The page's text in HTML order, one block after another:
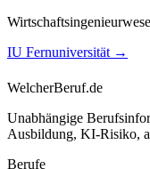
IU Fernuniversität →
WelcherBeruf.de
Unabhängige
Ausbildung, KI-Risiko,
Berufe